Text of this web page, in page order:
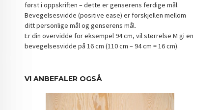
først i oppskriften – dette er genserens ferdige mål.
Bevegelsesvidde (positive ease) er forskjellen mellom
ditt personlige mål og genserens mål.
Er din overvidde for eksempel 94 cm, vil størrelse M gi en
bevegelsesvidde på 16 cm (110 cm – 94 cm = 16 cm).
VI ANBEFALER OGSÅ